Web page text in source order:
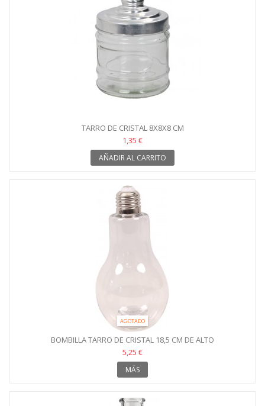
TARRO DE CRISTAL 8X8X8 CM
1,35 €
AÑADIR AL CARRITO
AGOTADO
BOMBILLA TARRO DE CRISTAL 18,5 CM DE ALTO
5,25 €
MÁS